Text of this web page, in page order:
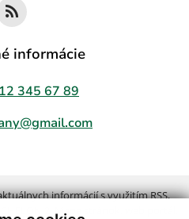
informácie
345 67 89
informácií s využitím RSS,
2, Mapa stránok